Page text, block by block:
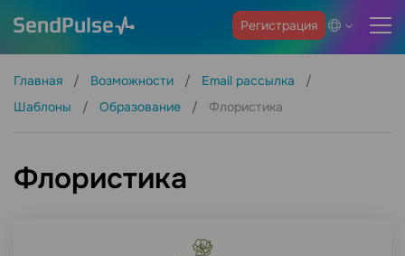
Регистрация
Главная Возможности
Email рассылка
Шаблоны
Образование Флористика
Флористика